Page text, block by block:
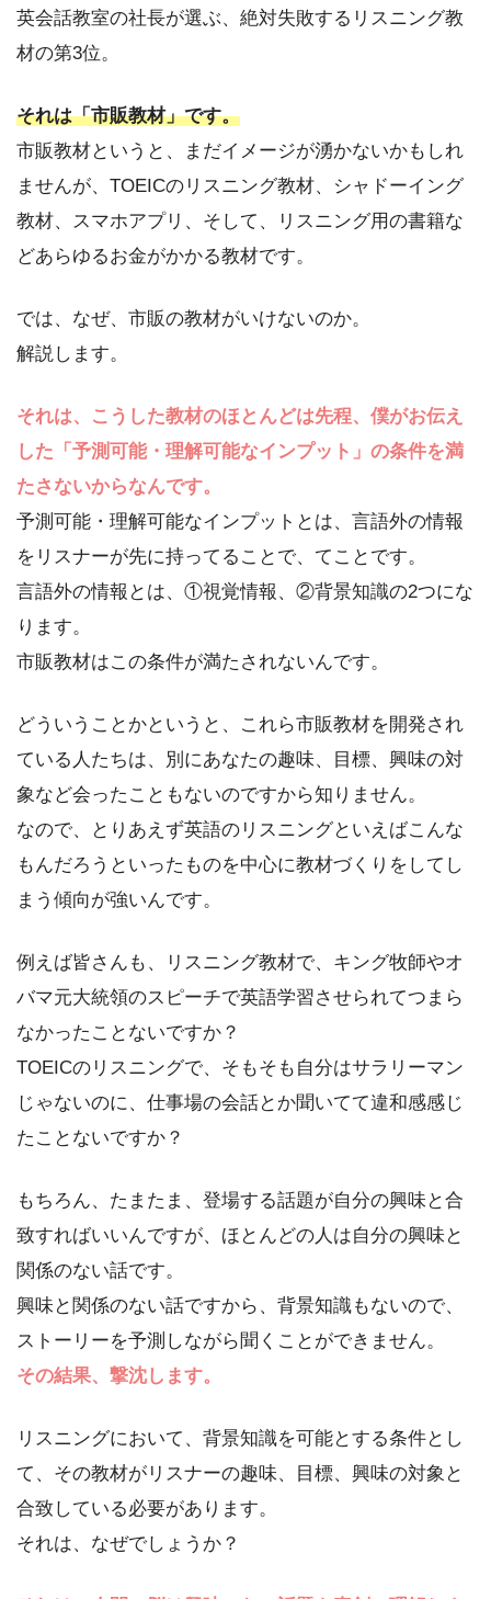
英会話教室の社長が選ぶ、絶対失敗するリスニング教
材の第3位。
それは「市販教材」です。
市販教材というと、まだイメージが湧かないかもしれ
ませんが、TOEICのリスニング教材、シャドーイング
教材、スマホアプリ、そして、リスニング用の書籍な
どあらゆるお金がかかる教材です。
では、なぜ、市販の教材がいけないのか。
解説します。
それは、こうした教材のほとんどは先程、僕がお伝え
した「予測可能・理解可能なインプット」の条件を満
たさないからなんです。
予測可能・理解可能なインプットとは、言語外の情報
をリスナーが先に持ってることで、てことです。
言語外の情報とは、①視覚情報、②背景知識の2つにな
ります。
市販教材はこの条件が満たされないんです。
どういうことかというと、これら市販教材を開発され
ている人たちは、別にあなたの趣味、目標、興味の対
象など会ったこともないのですから知りません。
なので、とりあえず英語のリスニングといえばこんな
もんだろうといったものを中心に教材づくりをしてし
まう傾向が強いんです。
例えば皆さんも、リスニング教材で、キング牧師やオ
バマ元大統領のスピーチで英語学習させられてつまら
なかったことないですか？
TOEICのリスニングで、そもそも自分はサラリーマン
じゃないのに、仕事場の会話とか聞いてて違和感感じ
たことないですか？
もちろん、たまたま、登場する話題が自分の興味と合
致すればいいんですが、ほとんどの人は自分の興味と
関係のない話です。
興味と関係のない話ですから、背景知識もないので、
ストーリーを予測しながら聞くことができません。
その結果、撃沈します。
リスニングにおいて、背景知識を可能とする条件とし
て、その教材がリスナーの趣味、目標、興味の対象と
合致している必要があります。
それは、なぜでしょうか？